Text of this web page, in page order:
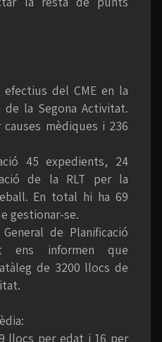
del CME en la
la Segona Activitat.
mèdiques i 236
45 expedients, 24
de la RLT per la
En total hi ha 69
gestionar-se.
de Planificació
ens informen que
de 3200 llocs de
llocs per edat i 16 per